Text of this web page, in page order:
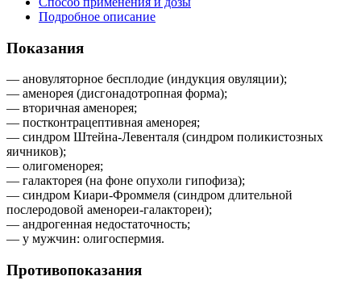
Подробное описание
Показания
— ановуляторное бесплодие (индукция овуляции);
— аменорея (дисгонадотропная форма);
— вторичная аменорея;
— постконтрацептивная аменорея;
— синдром Штейна-Левенталя (синдром поликистозных
яичников);
— олигоменорея;
— галакторея (на фоне опухоли гипофиза);
— синдром Киари-Фроммеля (синдром длительной
послеродовой аменореи-галактореи);
— андрогенная недостаточность;
— у мужчин: олигоспермия.
Противопоказания